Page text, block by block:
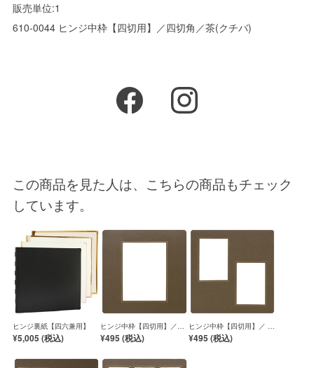
販売単位:1
610-0044 ヒンジ中枠【四切用】／四切角／茶(クチバ)
この商品を見た人は、こちらの商品もチェック
しています。
ヒンジ裏紙【四六兼用】
¥5,005 (税込)
ヒンジ中枠【四切用】／六
切角／茶(クチバ)
¥495 (税込)
ヒンジ中枠【四切用】／ 2L
／茶(クチバ)
¥495 (税込)